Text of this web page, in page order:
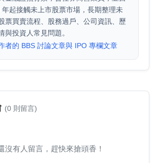
年起接觸未上市股票市場，長期整理未
票買賣流程、股務過戶、公司資訊、歷
與投資人常見問題。
者的 BBS 討論文章與 IPO 專欄文章
(0 則留言)
沒有人留言，趕快來搶頭香！